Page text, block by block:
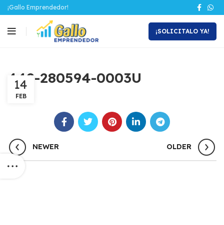
¡Gallo Emprendedor!
¡SOLICITALO YA!
449-280594-0003U
14
FEB
NEWER OLDER